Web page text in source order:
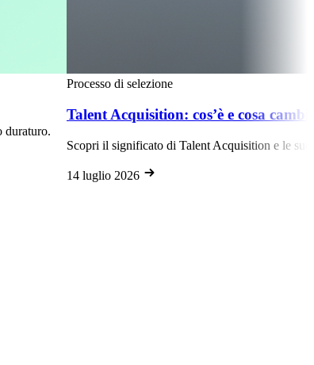
Processo di selezione
Talent Acquisition: cos’è e cosa cambia
Scopri il significato di Talent Acquisition e le sue
14 luglio 2026